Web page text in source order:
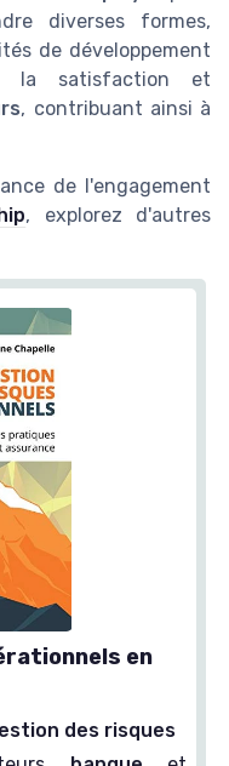
diverses formes,
de développement
la satisfaction et
, contribuant ainsi à
de l'engagement
, explorez d'autres
en
des risques